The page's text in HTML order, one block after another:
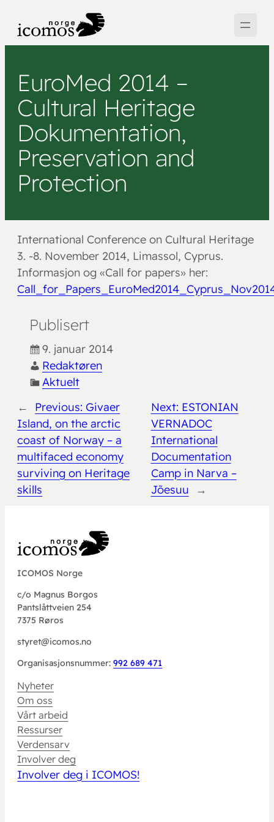
innhold
EuroMed 2014 –
Cultural Heritage
Dokumentation,
Preservation and
Protection
International Conference on Cultural Heritage
3. -8. November 2014, Limassol, Cyprus.
Informasjon og «Call for papers» her:
Publisert
9. januar 2014
Redaktøren
Aktuelt
←
Previous: Givaer
Island, on the arctic
coast of Norway – a
multifaced economy
surviving on Heritage
skills
Next: ESTONIAN
VERNADOC
International
Documentation
Camp in Narva –
Jõesuu
→
ICOMOS Norge
c/o Magnus Borgos
Pantslåttveien 254
7375 Røros
styret@icomos.no
Organisasjonsnummer:992 689 471
Nyheter
Om oss
Vårt arbeid
Ressurser
Verdensarv
Involver deg
Involver deg i ICOMOS!